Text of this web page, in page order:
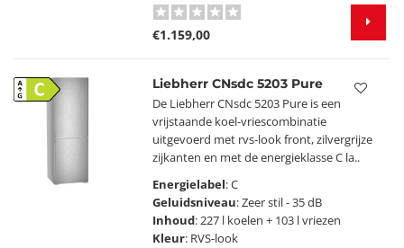
€1.159,00
Liebherr CNsdc 5203 Pure
De Liebherr CNsdc 5203 Pure is een
vrijstaande koel-vriescombinatie
uitgevoerd met rvs-look front, zilvergrijze
zijkanten en met de energieklasse C la..
Energielabel: C
Geluidsniveau: Zeer stil - 35 dB
Inhoud: 227 l koelen + 103 l vriezen
Kleur: RVS-look